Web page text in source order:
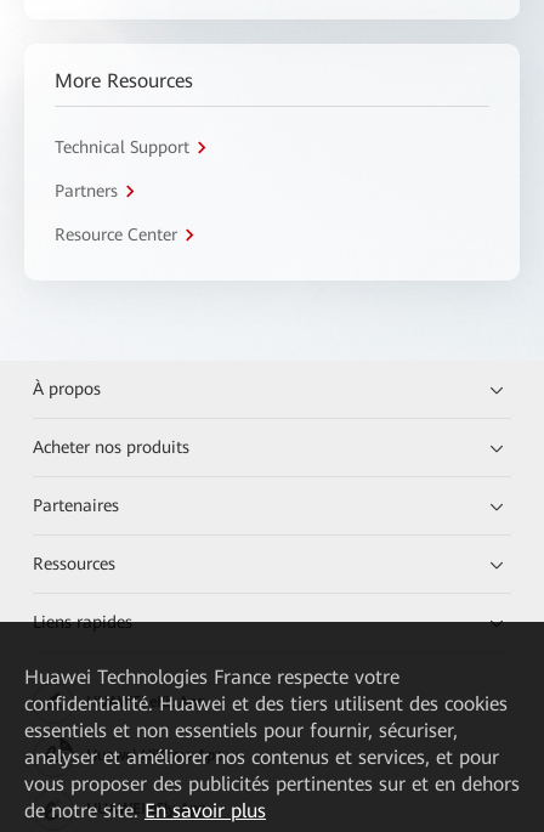
More Resources
Technical Support
Partners
Resource Center
À propos
Acheter nos produits
Partenaires
Ressources
Liens rapides
HUAWEI eKit App
Huawei HiKnow App
HUAWEI eFly App
Huawei Technologies France respecte votre
confidentialité. Huawei et des tiers utilisent des cookies
essentiels et non essentiels pour fournir, sécuriser,
analyser et améliorer nos contenus et services, et pour
vous proposer des publicités pertinentes sur et en dehors
de notre site. En savoir plus